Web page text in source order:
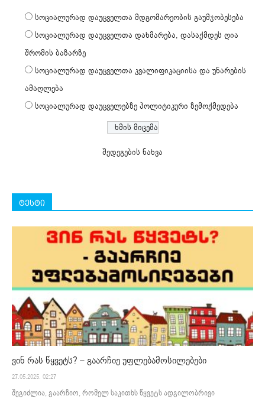
სოციალურად დაუცველთა მდგომარეობის გაუმჯობესება
სოციალურად დაუცველთა დახმარება, დასაქმდეს ღია
შრომის ბაზარზე
სოციალურად დაუცველთა კვალიფიკაციისა და უნარების
ამაღლება
სოციალურად დაუცველებზე პოლიტიკური ზემოქმედება
შედეგების ნახვა
ტესტი
ვინ რას წყვეტს? – გაარჩიე უფლებამოსილებები
27.05.2025. 02:27
შეგიძლია, გაარჩიო, რომელ საკითხს წყვეტს ადგილობრივი